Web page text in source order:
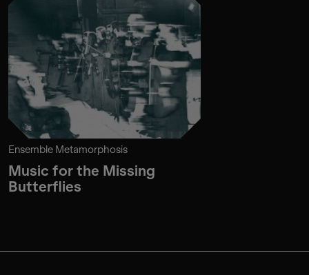
Ensemble Metamorphosis
Music for the Missing
Butterflies